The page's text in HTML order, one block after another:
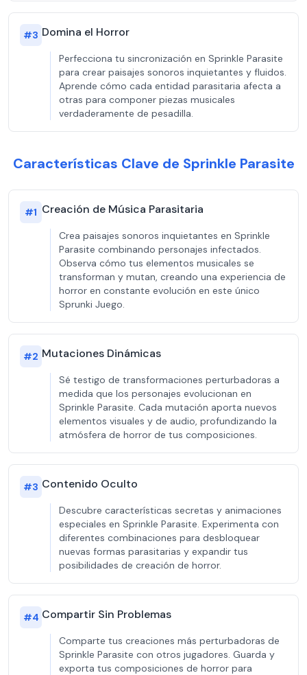
#3 Domina el Horror
Perfecciona tu sincronización en Sprinkle Parasite
para crear paisajes sonoros inquietantes y fluidos.
Aprende cómo cada entidad parasitaria afecta a
otras para componer piezas musicales
verdaderamente de pesadilla.
Características Clave de Sprinkle Parasite
#1 Creación de Música Parasitaria
Crea paisajes sonoros inquietantes en Sprinkle
Parasite combinando personajes infectados.
Observa cómo tus elementos musicales se
transforman y mutan, creando una experiencia de
horror en constante evolución en este único
Sprunki Juego.
#2 Mutaciones Dinámicas
Sé testigo de transformaciones perturbadoras a
medida que los personajes evolucionan en
Sprinkle Parasite. Cada mutación aporta nuevos
elementos visuales y de audio, profundizando la
atmósfera de horror de tus composiciones.
#3 Contenido Oculto
Descubre características secretas y animaciones
especiales en Sprinkle Parasite. Experimenta con
diferentes combinaciones para desbloquear
nuevas formas parasitarias y expandir tus
posibilidades de creación de horror.
#4 Compartir Sin Problemas
Comparte tus creaciones más perturbadoras de
Sprinkle Parasite con otros jugadores. Guarda y
exporta tus composiciones de horror para